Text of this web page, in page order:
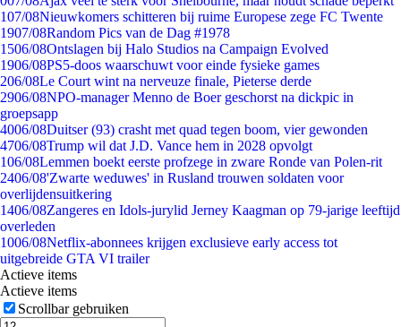
107/08Nieuwkomers schitteren bij ruime Europese zege FC Twente
1907/08Random Pics van de Dag #1978
1506/08Ontslagen bij Halo Studios na Campaign Evolved
1906/08PS5-doos waarschuwt voor einde fysieke games
206/08Le Court wint na nerveuze finale, Pieterse derde
2906/08NPO-manager Menno de Boer geschorst na dickpic in
groepsapp
4006/08Duitser (93) crasht met quad tegen boom, vier gewonden
4706/08Trump wil dat J.D. Vance hem in 2028 opvolgt
106/08Lemmen boekt eerste profzege in zware Ronde van Polen-rit
2406/08'Zwarte weduwes' in Rusland trouwen soldaten voor
overlijdensuitkering
1406/08Zangeres en Idols-jurylid Jerney Kaagman op 79-jarige leeftijd
overleden
1006/08Netflix-abonnees krijgen exclusieve early access tot
uitgebreide GTA VI trailer
Actieve items
Actieve items
Scrollbar gebruiken